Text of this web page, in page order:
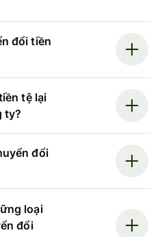
đổi tiền
tệ lại
ty?
đổi
loại
đổi